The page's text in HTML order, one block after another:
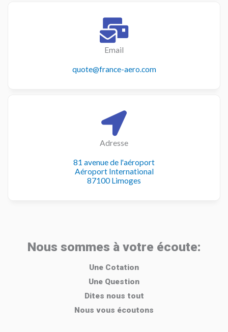
Email
quote@france-aero.com
Adresse
81 avenue de l'aéroport
Aéroport International
87100 Limoges
Nous sommes à votre écoute:
Une Cotation
Une Question
Dites nous tout
Nous vous écoutons